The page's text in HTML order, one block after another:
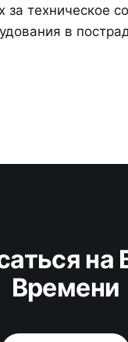
за техническое
в
на
Времени